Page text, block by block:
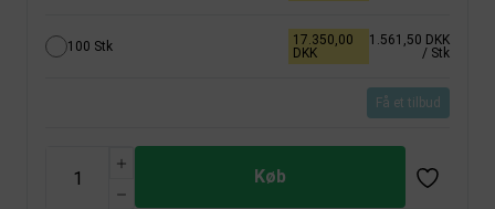
100 Stk
17.350,00
DKK
1.561,50 DKK
/ Stk
Få et tilbud
Køb